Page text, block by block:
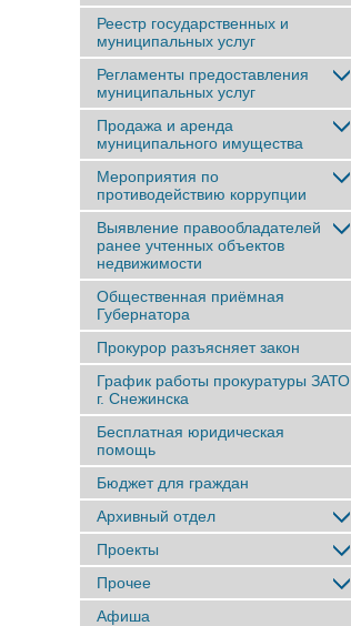
Реестр государственных и
муниципальных услуг
Регламенты предоставления
муниципальных услуг
Продажа и аренда
муниципального имущества
Мероприятия по
противодействию коррупции
Выявление правообладателей
ранее учтенныx объектов
недвижимости
Общественная приёмная
Губернатора
Прокурор разъясняет закон
График работы прокуратуры ЗАТО
г. Снежинска
Бесплатная юридическая
помощь
Бюджет для граждан
Архивный отдел
Проекты
Прочее
Афиша